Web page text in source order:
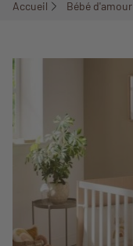
Accueil Bébé d'amour